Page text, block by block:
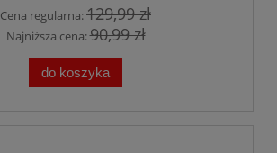
Cena regularna:129,99 zł
Najniższa cena:90,99 zł
do koszyka